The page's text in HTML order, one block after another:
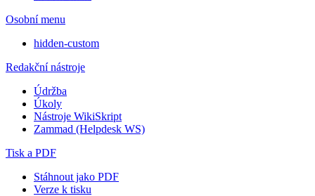
Osobní menu
hidden-custom
Redakční nástroje
Údržba
Úkoly
Nástroje WikiSkript
Zammad (Helpdesk WS)
Tisk a PDF
Stáhnout jako PDF
Verze k tisku